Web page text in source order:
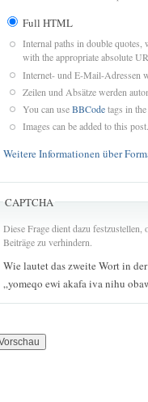
Full HTML
Internal paths in double quotes,
with the appropriate absolute
Internet- und E-Mail-Adressen
Zeilen und Absätze werden
You can useBBCodetags in
Images can be added to this post.
Weitere Informationen über
CAPTCHA
Diese Frage dient dazu
Beiträge zu verhindern.
Wie lautet das zweite Wort in
„yomeqo ewi akafa iva nihu